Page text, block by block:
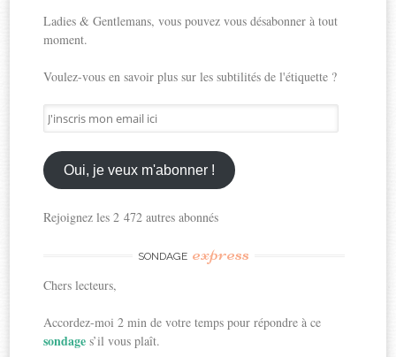
Ladies & Gentlemans, vous pouvez vous désabonner à tout
moment.
Voulez-vous en savoir plus sur les subtilités de l'étiquette ?
J'inscris
mon
email
ici
Oui, je veux m'abonner !
Rejoignez les 2 472 autres abonnés
SONDAGE express
Chers lecteurs,
Accordez-moi 2 min de votre temps pour répondre à ce
sondages’il vous plaît.